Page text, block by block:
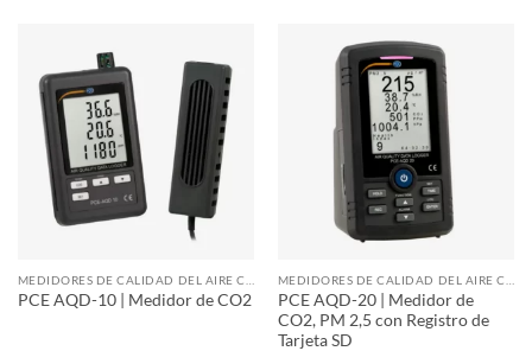
PCE AQD-10 | Medidor de CO2
PCE AQD-20 | Medidor de
CO2, PM 2,5 con Registro de
Tarjeta SD